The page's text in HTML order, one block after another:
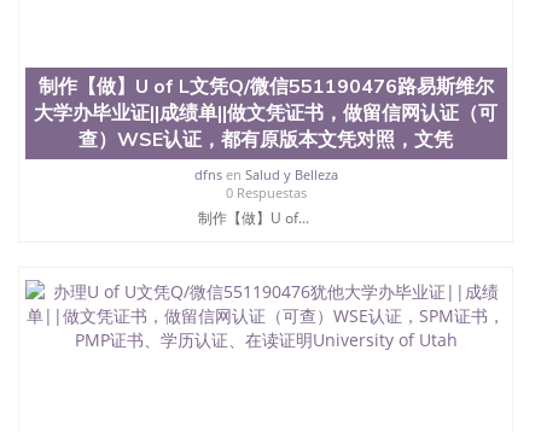
微信551190476学士学位证书查询机构QQ微信
551190476 国外资格证书办理QQ微信551190476如何
办理学历认证QQ微信551190476海外文凭认证办理
QQ微信551190476 圣何塞州立大学（San Jose State
University, 又译为“圣荷西州立大学”）成立于1857
年，简称SJSU，是加州历史悠久的大学之一，也是美
西地区的公立大学之一。位于圣何塞市San Jose中
茅的毕业薪资，浓厚的多元化学术氛围，杰出的本科
教育质量，被《福克斯》杂志评选为全美50强公立综
合性大学，每年有来自世界各地的成百上千的海外学
生前往求学。 至今，这是一所在世界上享有学术地
制作【做】U of L文凭Q/微信551190476路易斯维尔
大学办毕业证||成绩单||做文凭证书，做留信网认证（可
查）WSE认证，都有原版本文凭对照，文凭
dfnsen Salud y Belleza
0 Respuestas
制作【做】U of...